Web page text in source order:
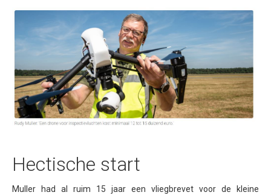
PH-5VU DJI Mavic 2 Ent DUAL
PH-8MF Acecore ZOE
Systemen & Diensten
Vluchtuitvoering
Dataverwerking van luchtopnames
Detect and avoid - ADS-B
Testen Transponder
Hectische start
Muller had al ruim 15 jaar een vliegbrevet voor de kleine